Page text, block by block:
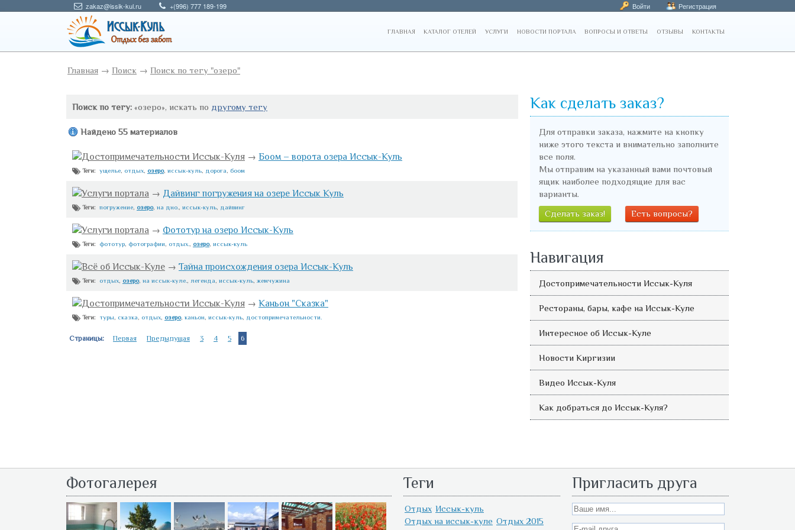
zakaz@issik-kul.ru +(996) 777 189-199 Войти Регистрация
ГЛАВНАЯ КАТАЛОГ ОТЕЛЕЙ УСЛУГИ НОВОСТИ ПОРТАЛА ВОПРОСЫ И ОТВЕТЫ ОТЗЫВЫ КОНТАКТЫ
Главная → Поиск → Поиск по тегу "озеро"
Поиск по тегу: «озеро», искать по другому тегу
Найдено 55 материалов
Достопримечательности Иссык-Куля → Боом – ворота озера Иссык-Куль
Теги: ущелье отдых озеро, иссык-куль дорога боом
Услуги портала → Дайвинг погружения на озере Иссык Куль
Теги: погружение озеро, на дно. иссык-куль дайвинг
Услуги портала → Фототур на озеро Иссык-Куль
Теги: фототур фотографии отдых. озеро, иссык-куль
Всё об Иссык-Куле → Тайна происхождения озера Иссык-Куль
Теги: отдых озеро, на иссык-куле. легенда иссык-куль жемчужина
Достопримечательности Иссык-Куля → Каньон "Сказка"
Теги: туры сказка отдых озеро, каньон иссык-куль достопримечательности.
Страницы: Первая Предыдущая 3 4 5 6
Как сделать заказ?
Для отправки заказа, нажмите на кнопку
ниже этого текста и внимательно заполните
все поля.
Мы отправим на указанный вами почтовый
ящик наиболее подходящие для вас
варианты.
Сделать заказ!
Есть вопросы?
Навигация
Достопримечательности Иссык-Куля
Рестораны, бары, кафе на Иссык-Куле
Интересное об Иссык-Куле
Новости Киргизии
Видео Иссык-Куля
Как добраться до Иссык-Куля?
Фотогалерея Теги
Отдых Иссык-куль
Отдых на иссык-куле Отдых 2015
Пригласить друга